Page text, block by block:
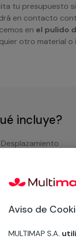
tu presupuesto
en contacto
en el pulido
otro material o
incluye?
Desplazamiento
Pulido y
Aviso de
MULTIMAP S.A.